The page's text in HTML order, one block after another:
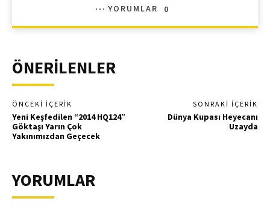
YORUMLAR
0
ÖNERİLENLER
ÖNCEKI İÇERIK
Yeni Keşfedilen “2014 HQ124”
Göktaşı Yarın Çok
Yakınımızdan Geçecek
SONRAKI İÇERIK
Dünya Kupası Heyecanı
Uzayda
YORUMLAR